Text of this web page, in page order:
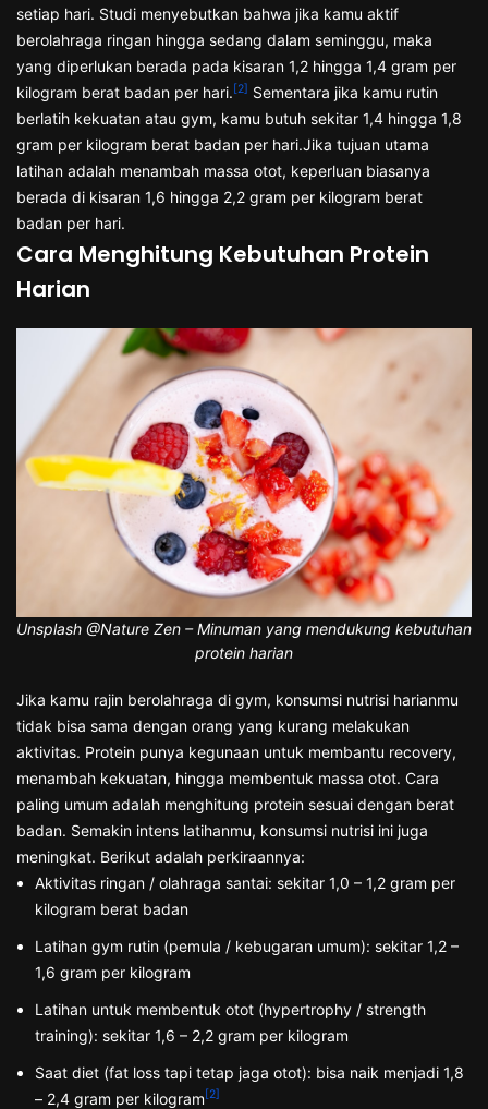
setiap hari. Studi menyebutkan bahwa jika kamu aktif
berolahraga ringan hingga sedang dalam seminggu, maka
yang diperlukan berada pada kisaran 1,2 hingga 1,4 gram per
kilogram berat badan per hari.[2] Sementara jika kamu rutin
berlatih kekuatan atau gym, kamu butuh sekitar 1,4 hingga 1,8
gram per kilogram berat badan per hari.Jika tujuan utama
latihan adalah menambah massa otot, keperluan biasanya
berada di kisaran 1,6 hingga 2,2 gram per kilogram berat
badan per hari.
Cara Menghitung Kebutuhan Protein
Harian
Unsplash @Nature Zen – Minuman yang mendukung kebutuhan
protein harian
Jika kamu rajin berolahraga di gym, konsumsi nutrisi harianmu
tidak bisa sama dengan orang yang kurang melakukan
aktivitas. Protein punya kegunaan untuk membantu recovery,
menambah kekuatan, hingga membentuk massa otot. Cara
paling umum adalah menghitung protein sesuai dengan berat
badan. Semakin intens latihanmu, konsumsi nutrisi ini juga
meningkat. Berikut adalah perkiraannya:
Aktivitas ringan / olahraga santai: sekitar 1,0 – 1,2 gram per
kilogram berat badan
Latihan gym rutin (pemula / kebugaran umum): sekitar 1,2 –
1,6 gram per kilogram
Latihan untuk membentuk otot (hypertrophy / strength
training): sekitar 1,6 – 2,2 gram per kilogram
Saat diet (fat loss tapi tetap jaga otot): bisa naik menjadi 1,8
– 2,4 gram per kilogram [2]